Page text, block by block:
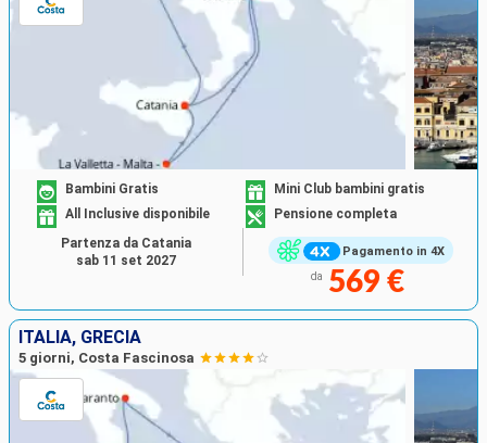
Pagamento in 4X
Bambini Gratis
Mini Club bambini gratis
All Inclusive disponibile
Pensione completa
da 569 €
Partenza da Catania
sab 11 set 2027
ITALIA, GRECIA
5 giorni, Costa Fascinosa